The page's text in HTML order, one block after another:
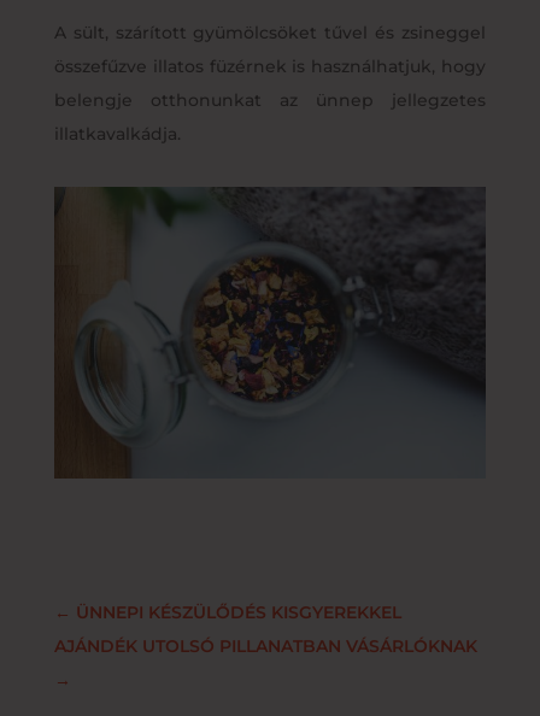
A sült, szárított gyümölcsöket tűvel és zsineggel
összefűzve illatos füzérnek is használhatjuk, hogy
belengje otthonunkat az ünnep jellegzetes
illatkavalkádja.
← ÜNNEPI KÉSZÜLŐDÉS KISGYEREKKEL
AJÁNDÉK UTOLSÓ PILLANATBAN VÁSÁRLÓKNAK
→